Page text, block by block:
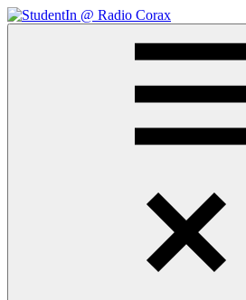
Zum
Inhalt